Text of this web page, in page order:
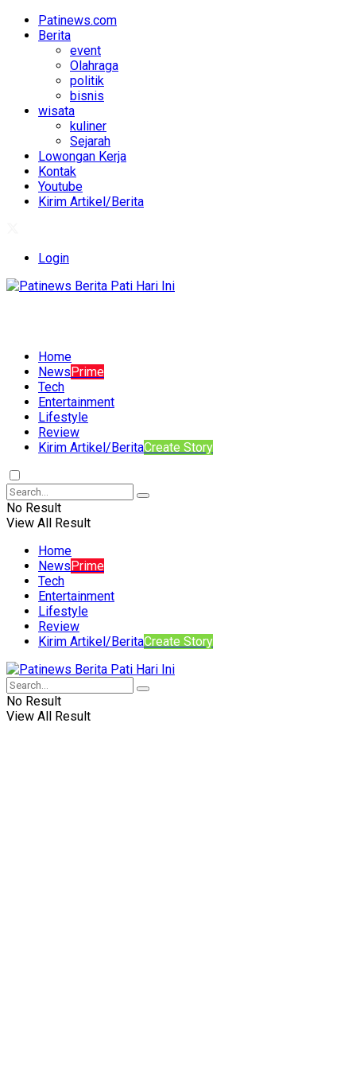
Patinews.com
Berita
event
Olahraga
politik
bisnis
wisata
kuliner
Sejarah
Lowongan Kerja
Kontak
Youtube
Kirim Artikel/Berita
Login
Home
NewsPrime
Tech
Entertainment
Lifestyle
Review
Kirim Artikel/BeritaCreate Story
No Result
View All Result
Home
NewsPrime
Tech
Entertainment
Lifestyle
Review
Kirim Artikel/BeritaCreate Story
No Result
View All Result